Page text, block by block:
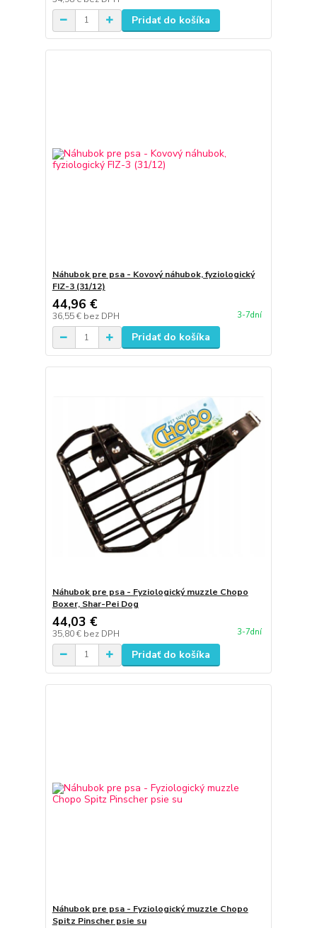
Pridať do košíka
Náhubok pre psa - Kovový náhubok, fyziologický
FIZ-3 (31/12)
44,96 €
36,55 € bez DPH 3-7dní
Pridať do košíka
Náhubok pre psa - Fyziologický muzzle Chopo
Boxer, Shar-Pei Dog
44,03 €
35,80 € bez DPH 3-7dní
Pridať do košíka
Náhubok pre psa - Fyziologický muzzle Chopo
Spitz Pinscher psie su